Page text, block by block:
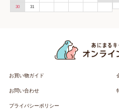
30 31
お買い物ガイド
お問い合わせ
プライバシーポリシー